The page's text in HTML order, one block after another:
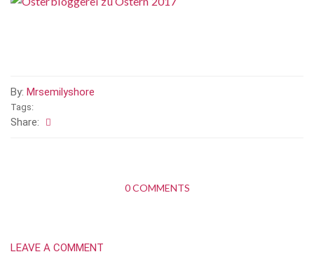
By: Mrsemilyshore
Tags:
Share:
0 COMMENTS
LEAVE A COMMENT